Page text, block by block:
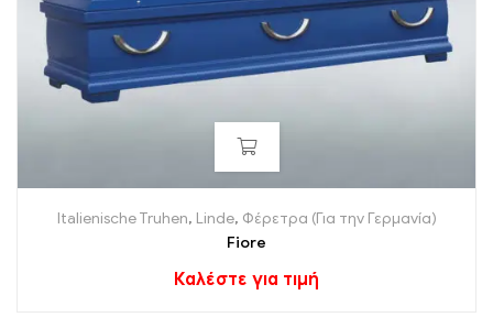
Italienische Truhen, Linde, Φέρετρα (Για την Γερμανία)
Fiore
Καλέστε για τιμή